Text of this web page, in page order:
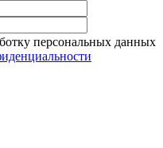
персональных данных